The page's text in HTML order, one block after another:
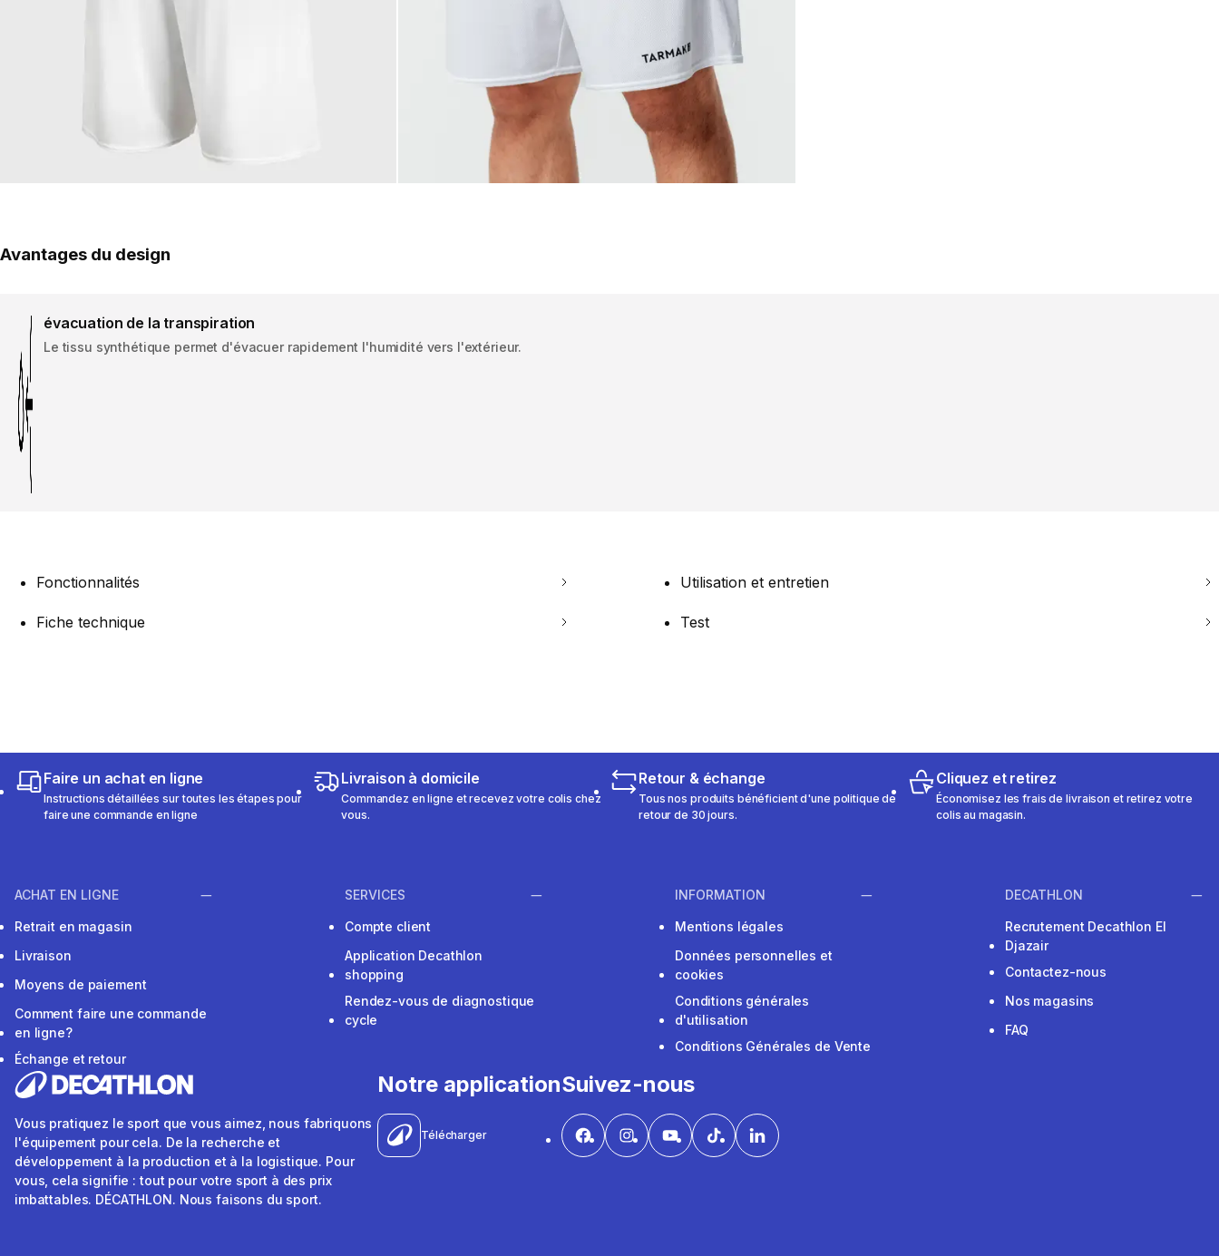
Avantages du design
évacuation de la transpiration
Le tissu synthétique permet d'évacuer rapidement l'humidité vers l'extérieur.
Fonctionnalités Utilisation et entretien
Fiche technique Test
Faire un achat en ligne
Instructions détaillées sur toutes les étapes pour
faire une commande en ligne
Livraison à domicile
Commandez en ligne et recevez votre colis chez
vous.
Retour & échange
Tous nos produits bénéficient d'une politique de
retour de 30 jours.
Cliquez et retirez
Économisez les frais de livraison et retirez votre
colis au magasin.
ACHAT EN LIGNE
Retrait en magasin
Livraison
Moyens de paiement
Comment faire une commande
en ligne?
Échange et retour
SERVICES
Compte client
Application Decathlon
shopping
Rendez-vous de diagnostique
cycle
INFORMATION
Mentions légales
Données personnelles et
cookies
Conditions générales
d'utilisation
Conditions Générales de Vente
DECATHLON
Recrutement Decathlon El
Djazair
Contactez-nous
Nos magasins
FAQ
Vous pratiquez le sport que vous aimez, nous fabriquons
l'équipement pour cela. De la recherche et
développement à la production et à la logistique. Pour
vous, cela signifie : tout pour votre sport à des prix
imbattables. DÉCATHLON. Nous faisons du sport.
Notre application
Télécharger
Suivez-nous